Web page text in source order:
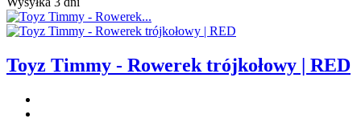
Toyz Timmy - Rowerek trójkołowy | RED